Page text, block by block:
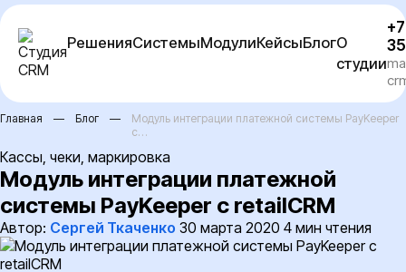
Перейти
содержимомуРешенияСистемыМодулиКейсыБлогО
студии
Главная — Блог —
Модуль интеграции платежной системы PayKeeper
с…
Кассы, чеки, маркировка
Модуль интеграции платежной
системы PayKeeper с retailCRM
Автор: Сергей Ткаченко 30 марта 2020 4 мин чтения